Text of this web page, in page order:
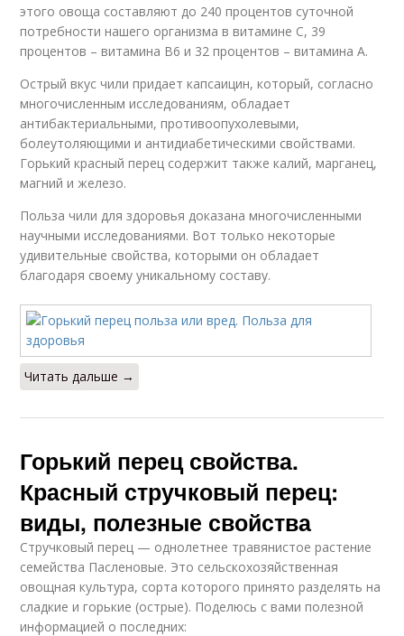
этого овоща составляют до 240 процентов суточной
потребности нашего организма в витамине С, 39
процентов – витамина B6 и 32 процентов – витамина А.
Острый вкус чили придает капсаицин, который, согласно
многочисленным исследованиям, обладает
антибактериальными, противоопухолевыми,
болеутоляющими и антидиабетическими свойствами.
Горький красный перец содержит также калий, марганец,
магний и железо.
Польза чили для здоровья доказана многочисленными
научными исследованиями. Вот только некоторые
удивительные свойства, которыми он обладает
благодаря своему уникальному составу.
Читать дальше →
Горький перец свойства.
Красный стручковый перец:
виды, полезные свойства
Стручковый перец — однолетнее травянистое растение
семейства Пасленовые. Это сельскохозяйственная
овощная культура, сорта которого принято разделять на
сладкие и горькие (острые). Поделюсь с вами полезной
информацией о последних: